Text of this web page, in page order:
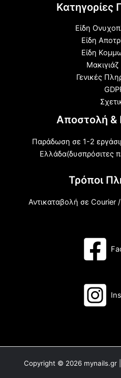
Κατηγορίες
Είδη
Είδη
Είδη
Γενικές
Αποστολή &
Παράδωση σε 1-2
Ελλάδα(δυσπρόσιτες
Τρόποι
Αντικαταβολή σε Courier
Copyright © 2026 mynails.gr